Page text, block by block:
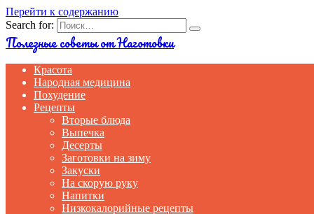
Перейти к содержанию
Search for:
Полезные советы от Наготовки
Красота
Народная медицина
Похудение
Рецепты
Вторые блюда
Выпечка
Десерты
Заготовки на зиму
Закуски
На скорую руку
Напитки
Низкокалорийные рецепты